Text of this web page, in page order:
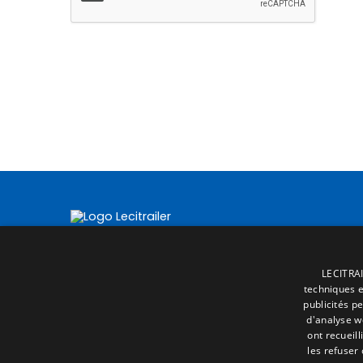
techniques
publicités
d'analyse
ont
les refuser